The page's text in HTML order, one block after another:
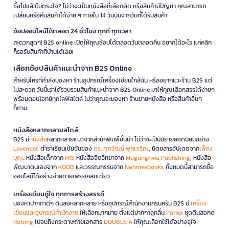
ซื้อไปแล้วไม่ตรงใจ? ไม่ว่าจะเป็นหนังสือที่เลือกผิด หรือสินค้ามีปัญหา คุณสามารถ
เปลี่ยนหรือคืนสินค้าได้ง่าย ๆ ภายใน 14 วันนับจากวันที่ได้รับสินค้า
ช้อปออนไลน์ได้ตลอด 24 ชั่วโมง ทุกที่ ทุกเวลา
สะดวกสุดๆ! B2S online เปิดให้คุณช้อปได้ตลอดวันตลอดคืน อยากได้อะไร แค่คลิก
ก็รอรับสินค้าที่บ้านได้เลย!
เลือกช้อปสินค้าแนะนำจาก B2S Online
สำหรับใครที่กำลังมองหา ร้านอุปกรณ์เครื่องเขียนใกล้ฉัน หรืออยากแวะร้าน B2S แต่
ไม่สะดวก วันนี้เราได้รวบรวมสินค้าแนะนำจาก B2S Online มาให้คุณเลือกสรรได้ง่ายๆ
พร้อมตอบโจทย์ทุกไลฟ์สไตล์ ไม่ว่าคุณจะมองหา ร้านขายหนังสือ หรือสินค้าอื่นๆ
ก็ตาม
หนังสือหลากหลายสไตล์
B2S มีหนังสือหลากหลายแนวจากสำนักพิมพ์ชั้นนำ ไม่ว่าจะเป็นนิยายยอดนิยมอย่าง
Lavender, ตำราเรียนเข้มข้นของดร. ศุภวัฒน์ พุกเจริญ, นิตยสารอัปเดตจากเพ็ญ
บุญ, หนังสือเด็กจากMIS หนังสือจิตวิทยาจากMugunghwa Publishing, หนังสือ
พัฒนาตนเองจากKOOB และวรรณกรรมจากNanmeebooks ทั้งหมดนี้สามารถซื้อ
ออนไลน์ได้อย่างง่ายดายเพียงคลิกเดียว
เครื่องเขียนคู่ใจ ทุกการสร้างสรรค์
มองหาปากกาดีๆ ดินสอหลากหลาย หรืออุปกรณ์สำนักงานครบครัน B2S มีเครื่อง
เขียนและอุปกรณ์สำนักงานให้เลือกมากมาย ตั้งแต่ปากกาลูกลื่นParkerชุดดินสอกด
Rotringไปจนถึงกระดาษถ่ายเอกสารDOUBLE Aให้คุณเลือกใช้ได้อย่างจุใจ